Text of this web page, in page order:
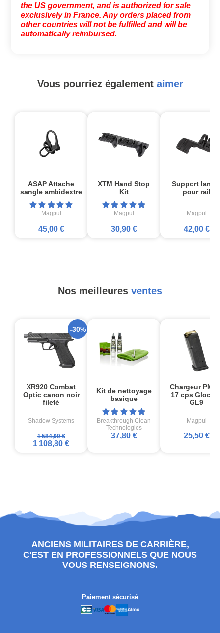
the US government, and is authorized for sale
exclusively in France. Any orders placed from
other countries will not be fulfilled and will be
automatically reimbursed.
Vous pourriez également aimer
ASAP Attache
sangle ambidextre
Magpul
45,00 €
XTM Hand Stop
Kit
Magpul
30,90 €
Support
pour rail
Magpul
42,00 €
Nos meilleures ventes
XR920 Combat
Optic canon noir
fileté
Shadow Systems
1 584,00 €
1 108,80 €
-30%
Kit de nettoyage
basique
Breakthrough Clean
Technologies
37,80 €
Chargeur
17 cps
GL9
Magpul
25,50 €
ANCIENS MILITAIRES DE CARRIÈRE,
C'EST EN PROFESSIONNELS QUE NOUS
VOUS RENSEIGNONS.
Paiement sécurisé